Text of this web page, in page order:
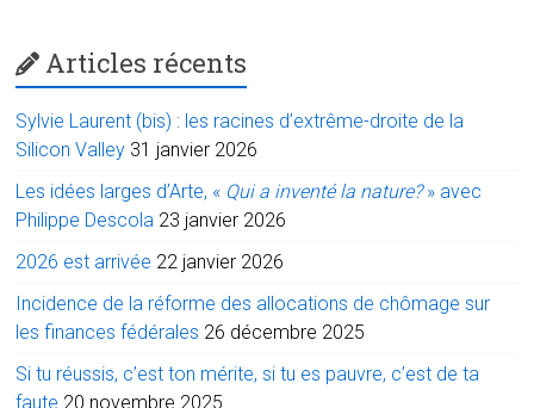
Articles récents
Sylvie Laurent (bis) : les racines d’extrême-droite de la
Silicon Valley 31 janvier 2026
Les idées larges d’Arte, « Qui a inventé la nature?» avec
Philippe Descola 23 janvier 2026
2026 est arrivée 22 janvier 2026
Incidence de la réforme des allocations de chômage sur
les finances fédérales 26 décembre 2025
Si tu réussis, c’est ton mérite, si tu es pauvre, c’est de ta
faute 20 novembre 2025